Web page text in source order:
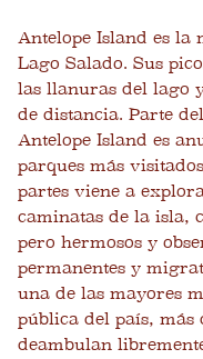
Antelope Island es la
Lago Salado. Sus
las llanuras del lago
de distancia. Parte
Antelope Island es
parques más
partes viene a
caminatas de la isla,
pero hermosos y
permanentes y
una de las mayores
pública del país, más
deambulan